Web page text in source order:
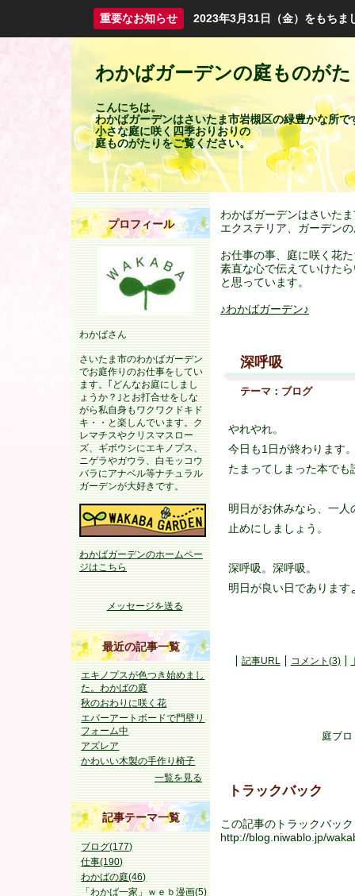
重要なお知らせ 2023年3月31日（金）をもちま
わかばガーデンの庭ものが
こんにちは。
わかばガーデンはさいたま市岩槻区の緑豊かな所で
小さな庭に咲く四季おりおりの
庭ものがたりをご覧ください。
わかばガーデンはさいた
エクステリア、ガーデン
お仕事の事、庭に咲く花
素直な心で伝えていけた
と思っています。
♪わかばガーデン♪
深呼吸
テーマ： ブログ
やれやれ。
今日も1日が終わります
たまってしまった本で
明日がお休みなら、一
止めにしましょう。
深呼吸。深呼吸。
明日が良い日であります
記事URL コメント(3)
庭ブ
トラックバック
この記事のトラックバッ
http://blog.niwablo.jp/
プロフィール
わかばさん
さいたま市のわかばガーデン
でお庭作りのお仕事をしてい
ます。｢どんなお庭にしまし
ょうか？｣とお打合せをしな
がら私自身もワクワクドキド
キ・・と楽しんでいます。ク
レマチスやクリスマスロー
ズ、ギボウシにエキノプス、
ニゲラやガウラ、白モッコウ
バラにアナベル等ナチュラル
ガーデンが大好きです。
わかばガーデンのホームペー
ジはこちら
メッセージを送る
最近の記事一覧
エキノプスが色つき始めまし
た。わかばの庭
秋のおわりに咲く花
エバーアートボードで門壁リ
フォーム中
アズレア
かわいい木製の手作り椅子
一覧を見る
記事テーマ一覧
ブログ(177)
仕事(190)
わかばの庭(46)
「わかば一家」ｗｅｂ漫画(5)